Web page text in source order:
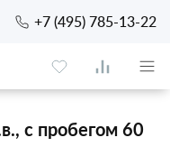
+7 (495) 785-13-22
с пробегом 60